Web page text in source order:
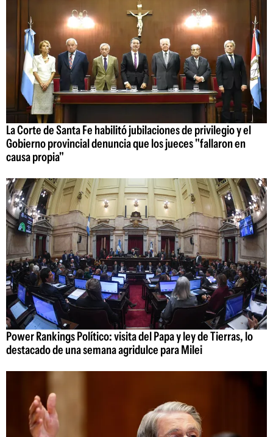
La Corte de Santa Fe habilitó jubilaciones de privilegio y el
Gobierno provincial denuncia que los jueces "fallaron en
causa propia"
Power Rankings Político: visita del Papa y ley de Tierras, lo
destacado de una semana agridulce para Milei